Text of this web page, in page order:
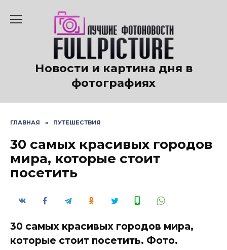
содержанию
Новости и картина дня в
фотографиях
ГЛАВНАЯ » ПУТЕШЕСТВИЯ
30 самых красивых городов
мира, которые стоит
посетить
30 самых красивых городов мира,
которые стоит посетить. Фото.